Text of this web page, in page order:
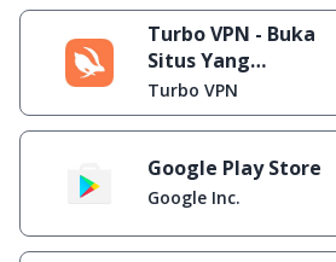
Turbo VPN - Buka
Situs Yang
Diblokir
Turbo VPN
Google Play Store
Google Inc.